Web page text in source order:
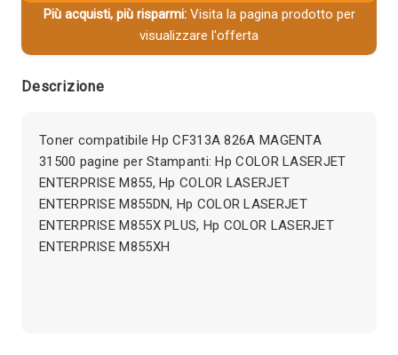
Più acquisti, più risparmi:Visita la pagina prodotto per
visualizzare l'offerta
Descrizione
Toner compatibile Hp CF313A 826A MAGENTA
31500 pagine per Stampanti: Hp COLOR LASERJET
ENTERPRISE M855, Hp COLOR LASERJET
ENTERPRISE M855DN, Hp COLOR LASERJET
ENTERPRISE M855X PLUS, Hp COLOR LASERJET
ENTERPRISE M855XH